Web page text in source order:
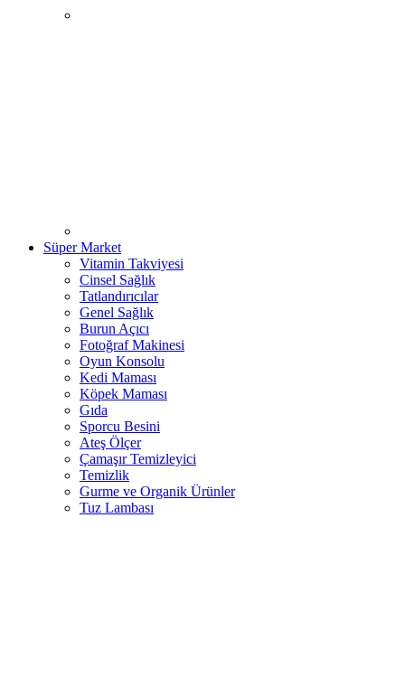
Süper Market
Vitamin Takviyesi
Cinsel Sağlık
Tatlandırıcılar
Genel Sağlık
Burun Açıcı
Fotoğraf Makinesi
Oyun Konsolu
Kedi Maması
Köpek Maması
Gıda
Sporcu Besini
Ateş Ölçer
Çamaşır Temizleyici
Temizlik
Gurme ve Organik Ürünler
Tuz Lambası